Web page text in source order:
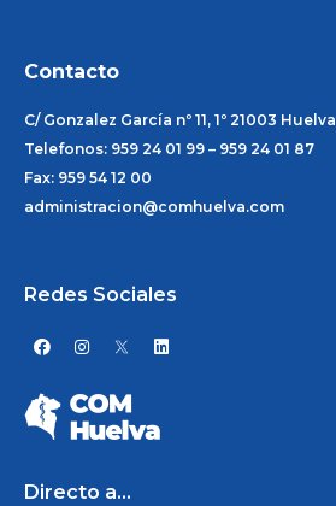
Contacto
C/ Gonzalez García nº 11, 1º 21003 Huelva
Telefonos: 959 24 01 99 – 959 24 01 87
Fax: 959 54 12 00
administracion@comhuelva.com
Redes Sociales
F
a
e
b
o
o
I
n
a
g
r
L
i
i
Directo a...